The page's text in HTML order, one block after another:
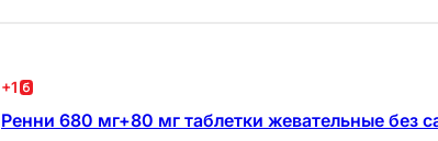
+1
Ренни 680 мг+80 мг таблетки жевательные без